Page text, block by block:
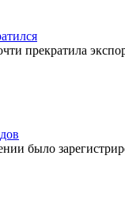
прекратила
было